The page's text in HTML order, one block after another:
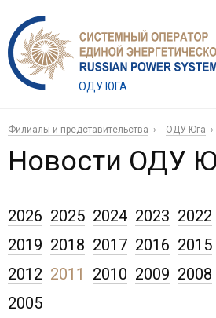
ОДУ ЮГА
Филиалы и представительства ОДУ Юга
Новости ОДУ
2026 2025 2024 2023 2022
2019 2018 2017 2016 2015
2012 2011 2010 2009 2008
2005